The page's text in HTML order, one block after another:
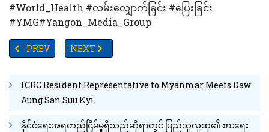
#World_Health #လမ်းလျှောက်ခြင်း #ပြေးခြင်း
#YMG#Yangon_Media_Group
PREVIOUS ARTICLE: မနက်စာစားပြီးမှ သွားတိုက်ခြင်းမျိုး မပြုလုပ်သ
PREV NEXT ARTICLE: ဗီယက်နမ်မှ ပထမဆုံးအသုတ် ဒူးရ
NEXT
ICRC Resident Representative to Myanmar Meets Daw
Aung San Suu Kyi
နိုင်ငံရေးအရတည်ငြိမ်မှုရှိသည်ဆိုရာတွင် ပြည်သူလူထု၏ စားရေး